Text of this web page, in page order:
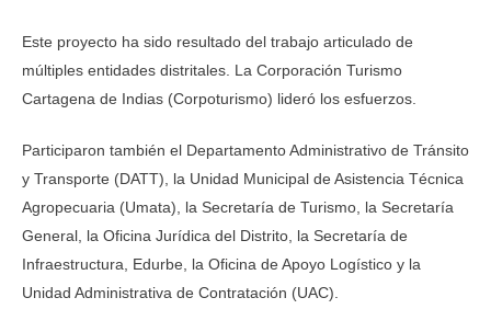
Este proyecto ha sido resultado del trabajo articulado de
múltiples entidades distritales. La Corporación Turismo
Cartagena de Indias (Corpoturismo) lideró los esfuerzos.
Participaron también el Departamento Administrativo de Tránsito
y Transporte (DATT), la Unidad Municipal de Asistencia Técnica
Agropecuaria (Umata), la Secretaría de Turismo, la Secretaría
General, la Oficina Jurídica del Distrito, la Secretaría de
Infraestructura, Edurbe, la Oficina de Apoyo Logístico y la
Unidad Administrativa de Contratación (UAC).